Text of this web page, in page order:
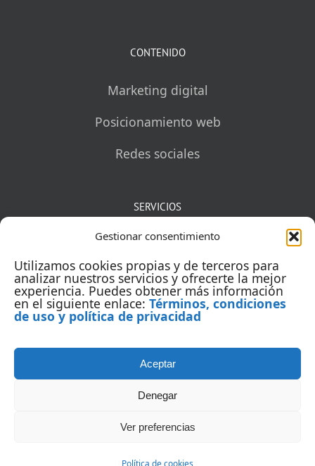
Gestionar consentimiento
Utilizamos cookies propias y de terceros para
analizar nuestros servicios y ofrecerte la mejor
experiencia. Puedes obtener más información
en el siguiente enlace: Términos, condiciones
de uso y política de privacidad
Aceptar
Denegar
Ver preferencias
Política de cookies
CONTENIDO
Marketing digital
Posicionamiento web
Redes sociales
SERVICIOS
Mentorías
Auditorías
Capacitación